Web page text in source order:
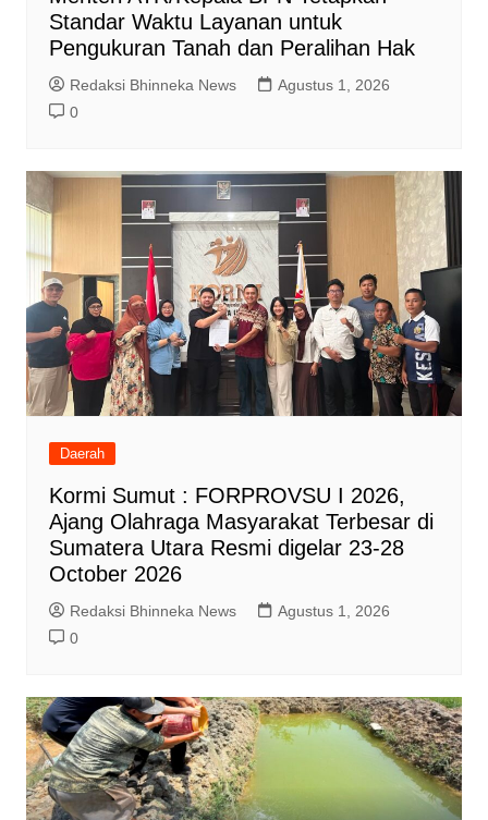
Standar Waktu Layanan untuk
Pengukuran Tanah dan Peralihan Hak
Redaksi Bhinneka News
Agustus 1, 2026
0
Daerah
Kormi Sumut : FORPROVSU I 2026,
Ajang Olahraga Masyarakat Terbesar di
Sumatera Utara Resmi digelar 23-28
October 2026
Redaksi Bhinneka News
Agustus 1, 2026
0